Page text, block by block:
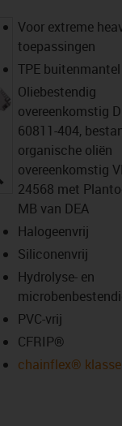
igus-icon-lupe
Voor extreme
toepassingen
TPE buitenmantel
Oliebestendig
overeenkomstig
60811-404,
organische oliën
overeenkomstig
24568 met
MB van DEA
Halogeenvrij
Siliconenvrij
Hydrolyse- en
PVC-vrij
CFRIP®
chainflex®